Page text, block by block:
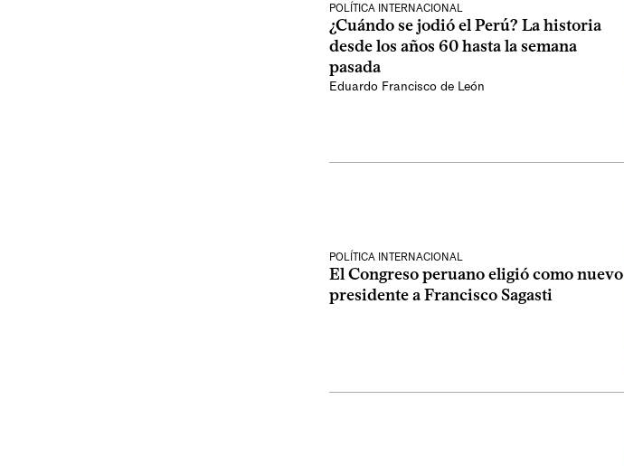
POLÍTICA INTERNACIONAL
¿Cuándo se jodió el Perú? La historia
desde los años 60 hasta la semana
pasada
Eduardo Francisco de León
POLÍTICA INTERNACIONAL
El Congreso peruano eligió como nuevo
presidente a Francisco Sagasti